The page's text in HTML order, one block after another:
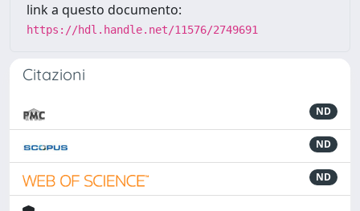
link a questo documento:
https://hdl.handle.net/11576/2749691
Citazioni
ND
ND
ND